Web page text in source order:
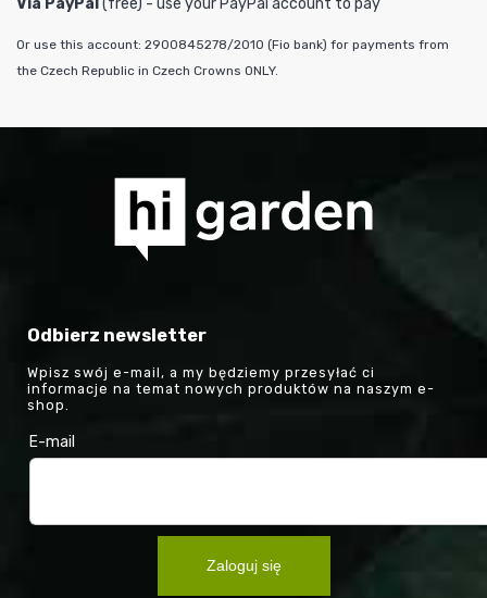
Via PayPal (free) - use your PayPal account to pay
Or use this account: 2900845278/2010 (Fio bank) for payments from
the Czech Republic in Czech Crowns ONLY.
Odbierz newsletter
Wpisz swój e-mail, a my będziemy przesyłać ci
informacje na temat nowych produktów na naszym e-
shop.
E-mail
Zaloguj się